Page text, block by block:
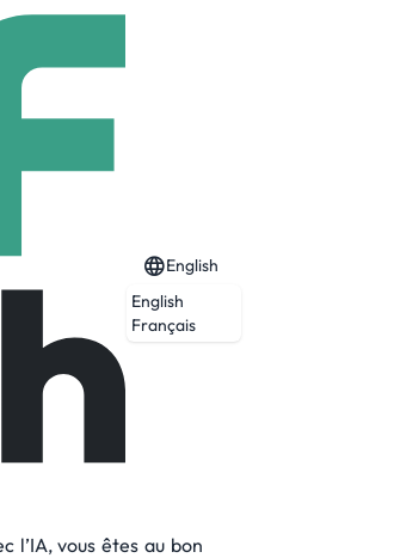
English
English
Français
l’IA, vous êtes au bon